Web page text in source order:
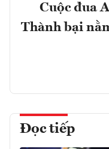
Cuộc đua
Thành bại
Đọc tiếp